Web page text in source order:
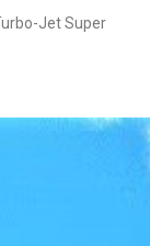
Jet Super